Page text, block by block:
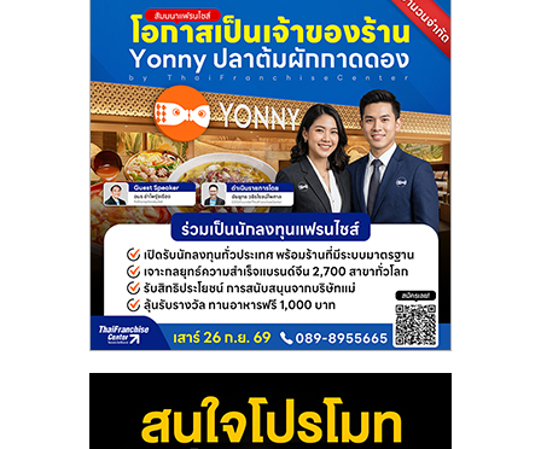
ปรึกษา
การ
ลงทุน